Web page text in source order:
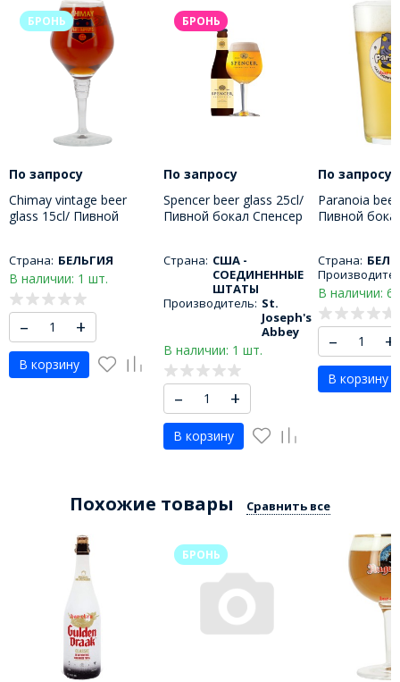
БРОНЬ
По запросу
Chimay vintage beer
glass 15cl/ Пивной
Страна: БЕЛЬГИЯ
В наличии: 1 шт.
– +
В корзину
БРОНЬ
По запросу
Spencer beer glass 25cl/
Пивной бокал Спенсер
Страна: США -
СОЕДИНЕННЫЕ
ШТАТЫ
Производитель: St.
Joseph's
Abbey
В наличии: 1 шт.
– +
В корзину
По запросу
Paranoia
Пивной
Страна:
В наличии: 6
– +
В корзину
Похожие товары Сравнить все
БРОНЬ